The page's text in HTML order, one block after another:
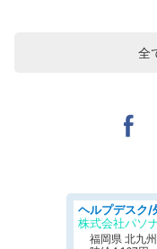
全
株式会社パソ
福岡県 北九